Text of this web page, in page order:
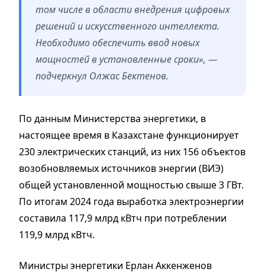
том числе в области внедрения цифровых
решений и искусственного интеллекта.
Необходимо обеспечить ввод новых
мощностей в установленные сроки», —
подчеркнул Олжас Бектенов.
По данным Министерства энергетики, в
настоящее время в Казахстане функционирует
230 электрических станций, из них 156 объектов
возобновляемых источников энергии (ВИЭ)
общей установленной мощностью свыше 3 ГВт.
По итогам 2024 года выработка электроэнергии
составила 117,9 млрд кВтч при потреблении
119,9 млрд кВтч.
Министры энергетики Ерлан Аккенженов